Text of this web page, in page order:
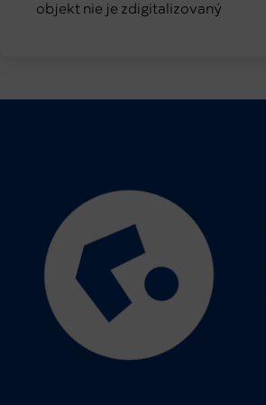
objekt nie je zdigitalizovaný